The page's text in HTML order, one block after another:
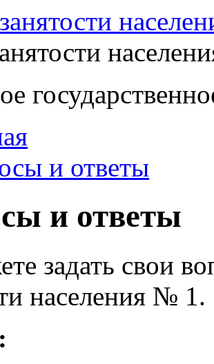
и ответы
и ответы
задать свои
населения № 1.